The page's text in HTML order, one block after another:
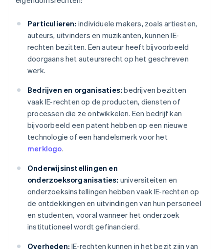
Particulieren: individuele makers, zoals artiesten,
auteurs, uitvinders en muzikanten, kunnen IE-
rechten bezitten. Een auteur heeft bijvoorbeeld
doorgaans het auteursrecht op het geschreven
werk.
Bedrijven en organisaties: bedrijven bezitten
vaak IE-rechten op de producten, diensten of
processen die ze ontwikkelen. Een bedrijf kan
bijvoorbeeld een patent hebben op een nieuwe
technologie of een handelsmerk voor het
merklogo.
Onderwijsinstellingen en
onderzoeksorganisaties: universiteiten en
onderzoeksinstellingen hebben vaak IE-rechten op
de ontdekkingen en uitvindingen van hun personeel
en studenten, vooral wanneer het onderzoek
institutioneel wordt gefinancierd.
Overheden: IE-rechten kunnen in het bezit zijn van